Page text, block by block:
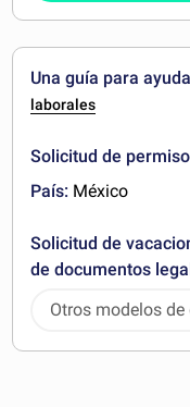
Una guía para
laborales
Solicitud de
País: México
Solicitud de
de documentos
Otros modelos
pueden descargar